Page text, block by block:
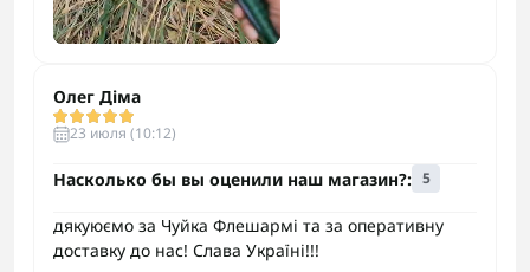
Олег Діма
23 июля (10:12)
Насколько бы вы оценили наш магазин?: 5
дякуюємо за Чуйка Флешармі та за оперативну
доставку до нас! Слава Україні!!!